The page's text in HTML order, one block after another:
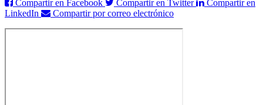
Compartir en Facebook
Compartir en Twitter
Compartir en
LinkedIn
Compartir por correo electrónico